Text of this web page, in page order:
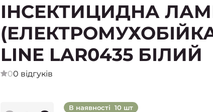
ІНСЕКТИЦИДНА
LINE LAR0435 БІЛИЙ
00 відгуків
В наявності 10 шт